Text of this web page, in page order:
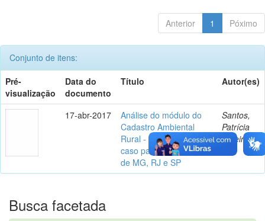
Anterior 1 Póximo
Conjunto de itens:
Pré-
visualização
Data do
documento
Título Autor(es)
17-abr-2017
Análise do módulo do
Cadastro Ambiental
Rural - CAR: estudo de
caso para os estados
de MG, RJ e SP
Santos,
Patrícia
Pereira
Busca facetada